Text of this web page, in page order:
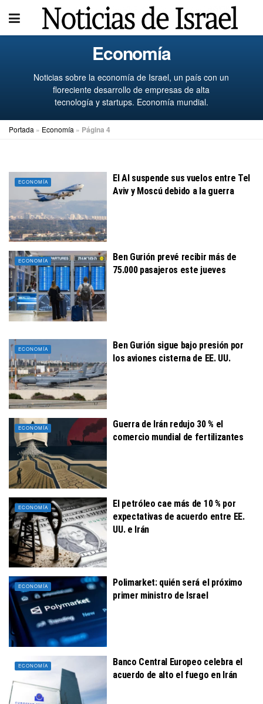
Economía
Noticias sobre la economía de Israel, un país con un
floreciente desarrollo de empresas de alta
tecnología y startups. Economía mundial.
Portada » Economía » Página 4
ECONOMÍA
El Al suspende sus vuelos entre Tel
Aviv y Moscú debido a la guerra
ECONOMÍA
Ben Gurión prevé recibir más de
75.000 pasajeros este jueves
ECONOMÍA
Ben Gurión sigue bajo presión por
los aviones cisterna de EE. UU.
ECONOMÍA
Guerra de Irán redujo 30 % el
comercio mundial de fertilizantes
ECONOMÍA
El petróleo cae más de 10 % por
expectativas de acuerdo entre EE.
UU. e Irán
ECONOMÍA
Polimarket: quién será el próximo
primer ministro de Israel
ECONOMÍA
Banco Central Europeo celebra el
acuerdo de alto el fuego en Irán